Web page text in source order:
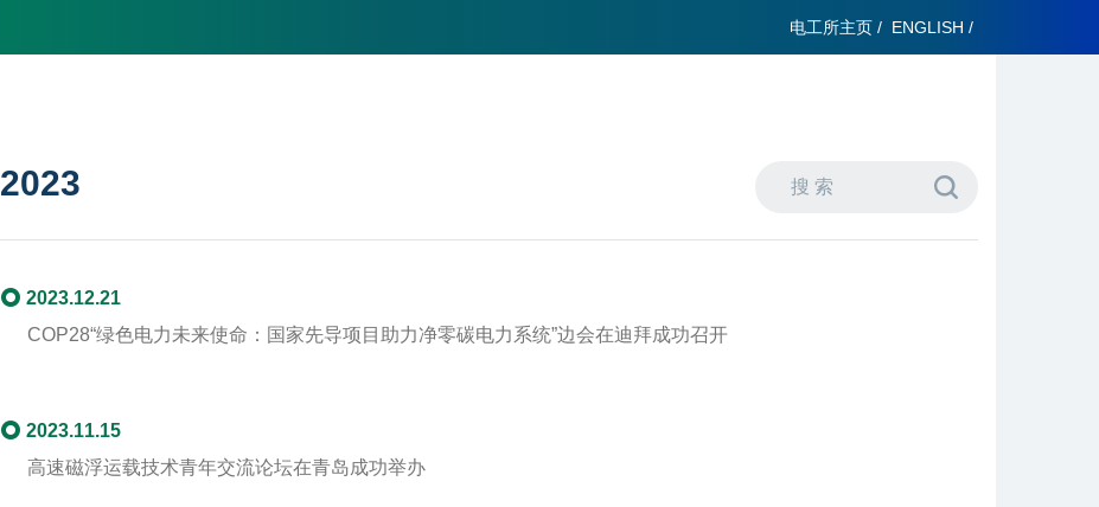
电工所主页 / ENGLISH /
2023
2023.12.21
COP28“绿色电力未来使命：国家先导项目助力净零碳电力系统”边会在迪拜成功召开
2023.11.15
高速磁浮运载技术青年交流论坛在青岛成功举办